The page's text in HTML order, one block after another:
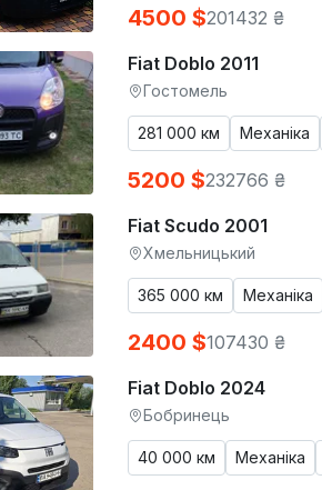
4500 $201432 ₴
Fiat Doblo 2011
Гостомель
281 000 км Механіка
5200 $232766 ₴
Fiat Scudo 2001
Хмельницький
365 000 км Механіка
2400 $107430 ₴
Fiat Doblo 2024
Бобринець
40 000 км Механіка